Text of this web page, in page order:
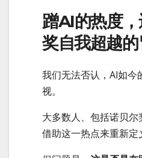
蹭AI的热度
奖自我超越的
我们无法否认，AI如今
视。
大多数人、包括诺贝
借助这一热点来重新定